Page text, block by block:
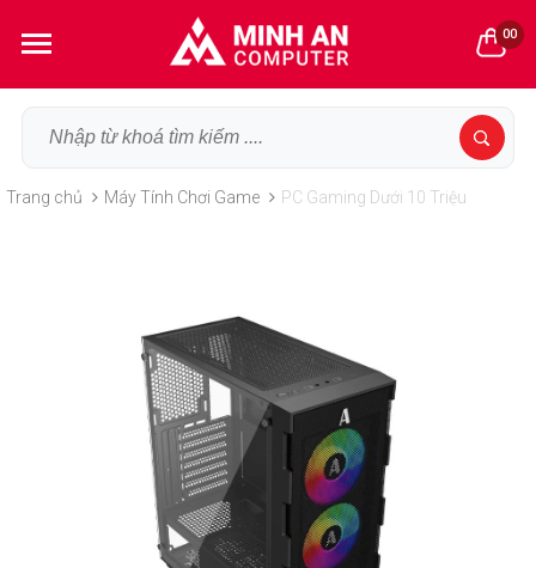
00
Trang chủ Máy Tính Chơi Game PC Gaming Dưới 10 Triệu